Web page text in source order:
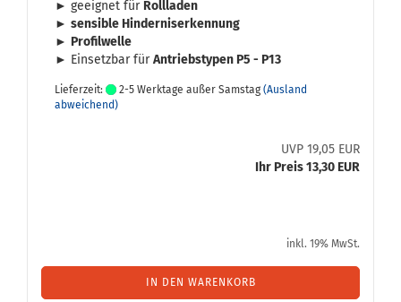
► ge­eig­net für Roll­la­den
► sen­si­ble Hin­der­nis­er­ken­nung
► Pro­fil­wel­le
► Ein­setz­bar fürAn­triebs­ty­pen P5 - P13
Lieferzeit: 2-5 Werktage außer Samstag (Ausland
abweichend)
UVP 19,05 EUR
Ihr Preis 13,30 EUR
inkl. 19% MwSt.
IN DEN WARENKORB